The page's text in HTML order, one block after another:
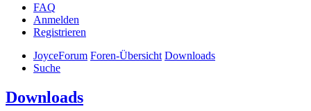
FAQ
Anmelden
Registrieren
JoyceForum Foren-Übersicht Downloads
Suche
Downloads